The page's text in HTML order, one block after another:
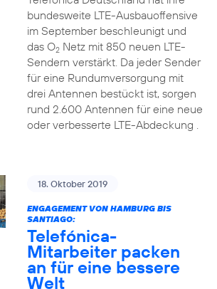
bundesweite LTE-Ausbauoffensive
im September beschleunigt und
das O2Netz mit 850 neuen LTE-
Sendern verstärkt. Da jeder Sender
für eine Rundumversorgung mit
drei Antennen bestückt ist, sorgen
rund 2.600 Antennen für eine neue
oder verbesserte LTE-Abdeckung .
18. Oktober 2019
ENGAGEMENT VON HAMBURG BIS
SANTIAGO:
Telefónica-
Mitarbeiter packen
an für eine bessere
Welt